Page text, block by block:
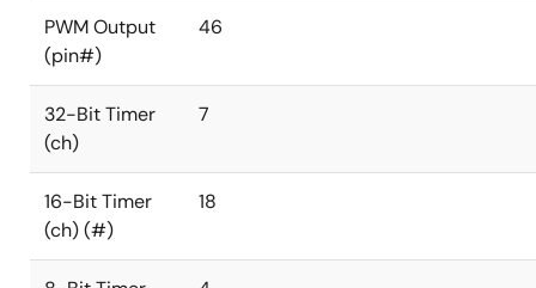
PWM Output
(pin#)
46
32-Bit Timer
(ch)
7
16-Bit Timer
(ch) (#)
18